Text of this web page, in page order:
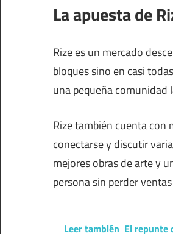
La apuesta de
Rize es un mercado
bloques sino en casi
una pequeña comunidad
Rize también cuenta con
conectarse y discutir
mejores obras de arte y
persona sin perder
Leer también El repunte